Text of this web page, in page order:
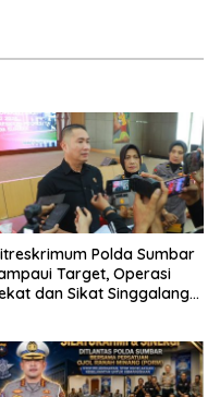
Polda Sumbar
Target, Operasi
dan Sikat Singgalang